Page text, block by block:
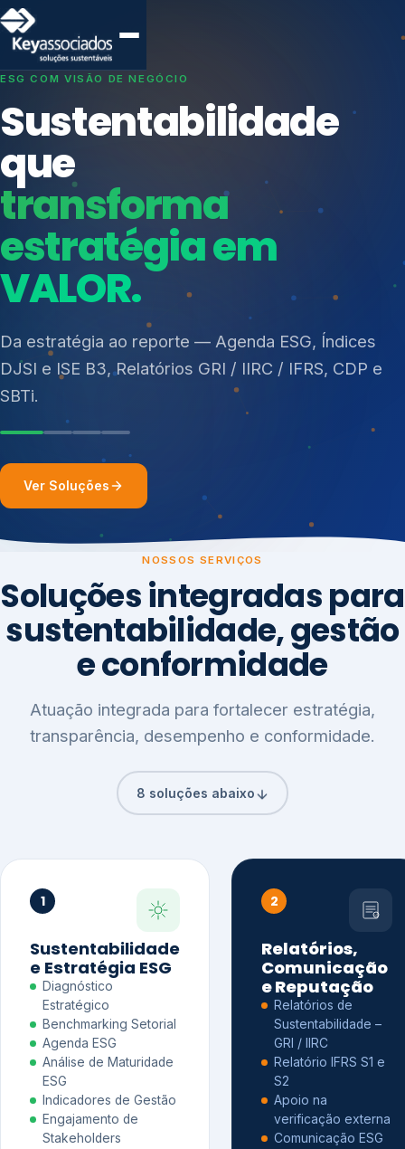
SISTEMAS DE GESTÃO OTIMIZADOS E INTEGRADOS
Conformidade que
protege seu
negócio.
Consultoria, auditoria e treinamentos em ISO 27001,
ISO 27701, ISO 42001, ISO 37001, ISO 9001, ISO
14001, ISO 45001, ONA e PNQ — Gestão de
resíduos sólidos (PGRS/PMGRS).
Índices de Mercado
Mudanças Climáticas
Reputação e Cadeia
Reporte Regulatório
Ver Soluções
NOSSOS SERVIÇOS
Soluções integradas para
sustentabilidade, gestão
e conformidade
Atuação integrada para fortalecer estratégia,
transparência, desempenho e conformidade.
8 soluções abaixo
1
Sustentabilidade
e Estratégia ESG
Diagnóstico
Estratégico
Benchmarking Setorial
Agenda ESG
Análise de Maturidade
ESG
Indicadores de Gestão
Engajamento de
Stakeholders
2
Relatórios,
Comunicação
e Reputação
Relatórios de
Sustentabilidade –
GRI / IIRC
Relatório IFRS S1 e
S2
Apoio na
verificação externa
Comunicação ESG